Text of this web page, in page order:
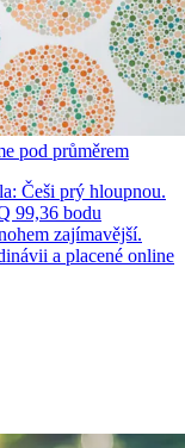
pod průměrem
Češi prý hloupnou.
99,36 bodu
zajímavější.
a placené online